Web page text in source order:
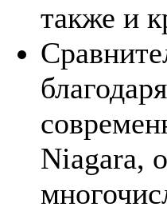
также и
Niagara,